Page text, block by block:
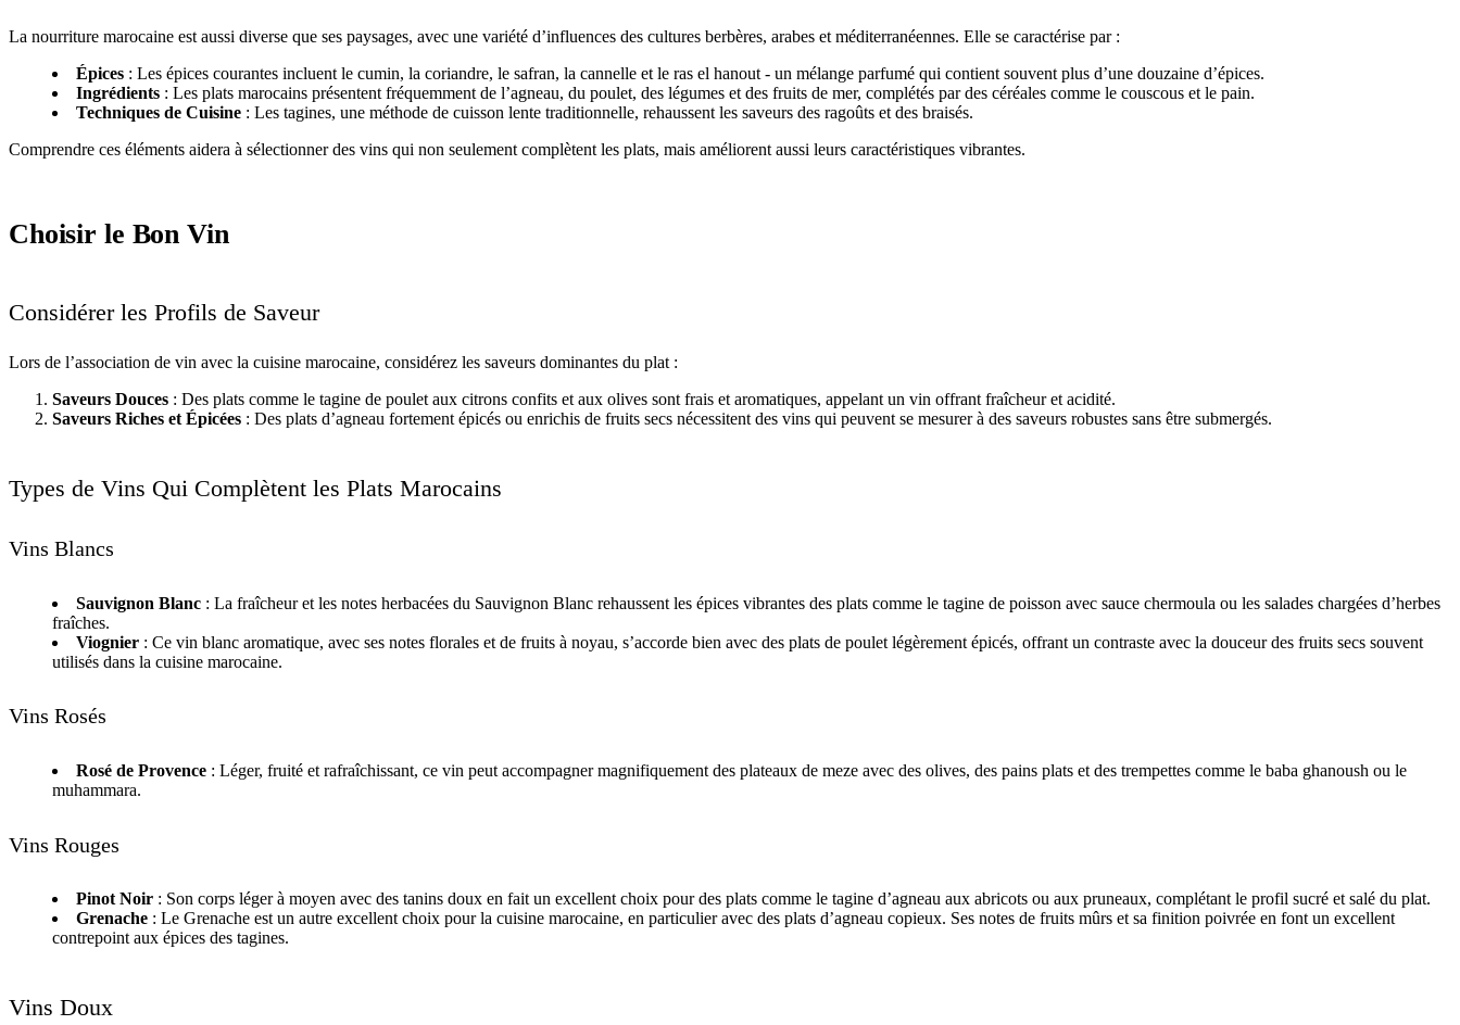
La nourriture marocaine est aussi diverse que ses paysages, avec une variété d’influences des cultures berbères, arabes et méditerranéennes. Elle se caractérise par :
Épices : Les épices courantes incluent le cumin, la coriandre, le safran, la cannelle et le ras el hanout - un mélange parfumé qui contient souvent plus d’une douzaine d’épices.
Ingrédients : Les plats marocains présentent fréquemment de l’agneau, du poulet, des légumes et des fruits de mer, complétés par des céréales comme le couscous et le pain.
Techniques de Cuisine : Les tagines, une méthode de cuisson lente traditionnelle, rehaussent les saveurs des ragoûts et des braisés.
Comprendre ces éléments aidera à sélectionner des vins qui non seulement complètent les plats, mais améliorent aussi leurs caractéristiques vibrantes.
Choisir le Bon Vin
Considérer les Profils de Saveur
Lors de l’association de vin avec la cuisine marocaine, considérez les saveurs dominantes du plat :
Saveurs Douces : Des plats comme le tagine de poulet aux citrons confits et aux olives sont frais et aromatiques, appelant un vin offrant fraîcheur et acidité.
Saveurs Riches et Épicées : Des plats d’agneau fortement épicés ou enrichis de fruits secs nécessitent des vins qui peuvent se mesurer à des saveurs robustes sans être submergés.
Types de Vins Qui Complètent les Plats Marocains
Vins Blancs
Sauvignon Blanc : La fraîcheur et les notes herbacées du Sauvignon Blanc rehaussent les épices vibrantes des plats comme le tagine de poisson avec sauce chermoula ou les salades chargées d’herbes
fraîches.
Viognier : Ce vin blanc aromatique, avec ses notes florales et de fruits à noyau, s’accorde bien avec des plats de poulet légèrement épicés, offrant un contraste avec la douceur des fruits secs souvent
utilisés dans la cuisine marocaine.
Vins Rosés
Rosé de Provence : Léger, fruité et rafraîchissant, ce vin peut accompagner magnifiquement des plateaux de meze avec des olives, des pains plats et des trempettes comme le baba ghanoush ou le
muhammara.
Vins Rouges
Pinot Noir : Son corps léger à moyen avec des tanins doux en fait un excellent choix pour des plats comme le tagine d’agneau aux abricots ou aux pruneaux, complétant le profil sucré et salé du plat.
Grenache : Le Grenache est un autre excellent choix pour la cuisine marocaine, en particulier avec des plats d’agneau copieux. Ses notes de fruits mûrs et sa finition poivrée en font un excellent
contrepoint aux épices des tagines.
Vins Doux